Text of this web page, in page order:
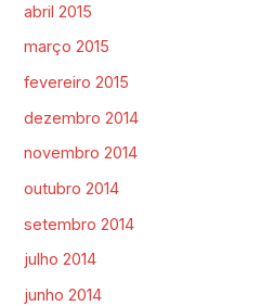
abril 2015
março 2015
fevereiro 2015
dezembro 2014
novembro 2014
outubro 2014
setembro 2014
julho 2014
junho 2014